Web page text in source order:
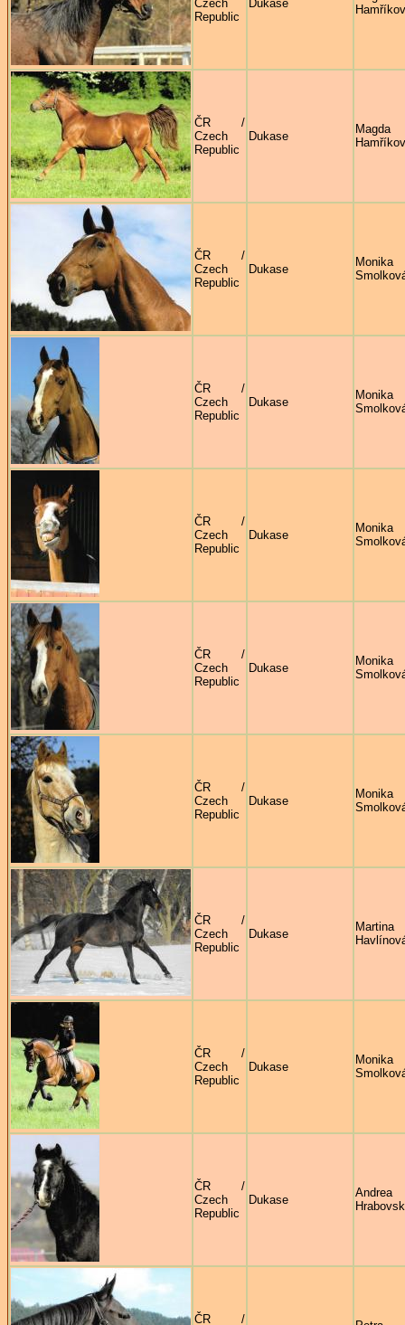
Czech
Republic
Dukase
ČR /
Czech
Republic
Dukase
Magda
ČR /
Czech
Republic
Dukase
Monika
ČR /
Czech
Republic
Dukase
Monika
ČR /
Czech
Republic
Dukase
Monika
ČR /
Czech
Republic
Dukase
Monika
ČR /
Czech
Republic
Dukase
Monika
ČR /
Czech
Republic
Dukase
Martina
ČR /
Czech
Republic
Dukase
Monika
ČR /
Czech
Republic
Dukase
Andrea
ČR /